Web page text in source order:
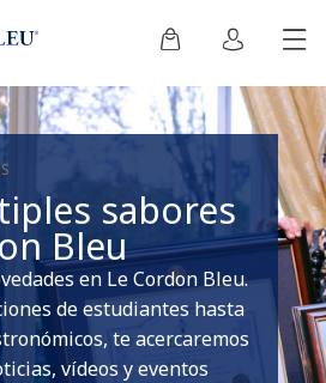
sabores
Bleu
en Le Cordon Bleu.
de estudiantes hasta
te acercaremos
vídeos y eventos